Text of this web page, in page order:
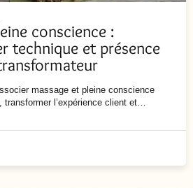
conscience :
technique et présence
massage et pleine conscience
l’expérience client et…